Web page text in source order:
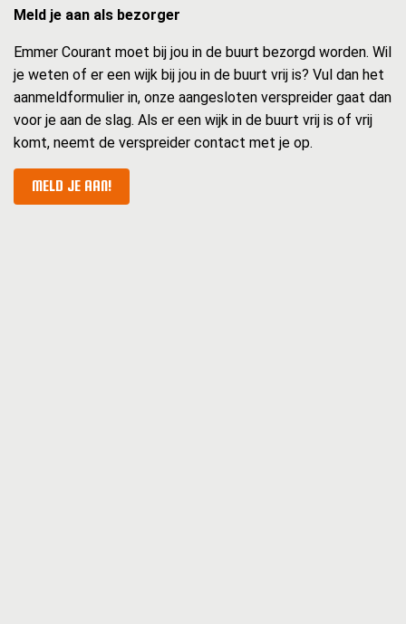
Meld je aan als bezorger
Emmer Courant moet bij jou in de buurt bezorgd worden. Wil
je weten of er een wijk bij jou in de buurt vrij is? Vul dan het
aanmeldformulier in, onze aangesloten verspreider gaat dan
voor je aan de slag. Als er een wijk in de buurt vrij is of vrij
komt, neemt de verspreider contact met je op.
MELD JE AAN!